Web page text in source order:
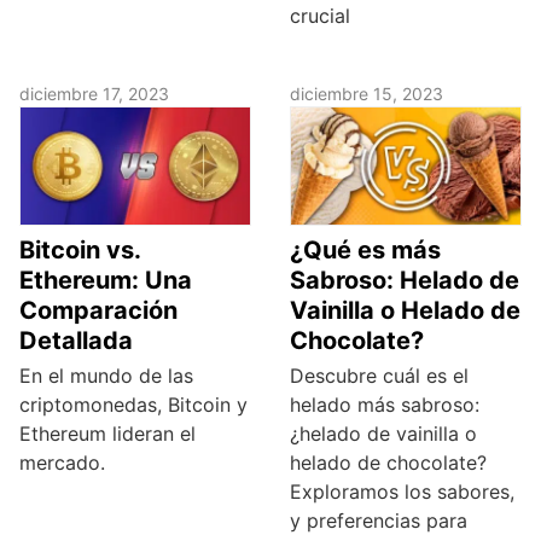
crucial
diciembre 17, 2023
Bitcoin vs.
Ethereum: Una
Comparación
Detallada
En el mundo de las
criptomonedas, Bitcoin y
Ethereum lideran el
mercado.
diciembre 15, 2023
¿Qué es más
Sabroso: Helado de
Vainilla o Helado de
Chocolate?
Descubre cuál es el
helado más sabroso:
¿helado de vainilla o
helado de chocolate?
Exploramos los sabores,
y preferencias para